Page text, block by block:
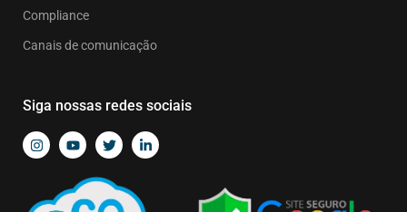
Compliance
Canais de comunicação
Siga nossas redes sociais